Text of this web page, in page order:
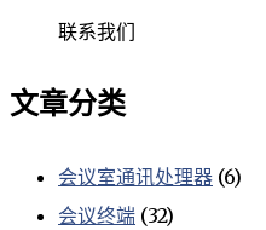
联系我们
文章分类
会议室通讯处理器 (6)
会议终端 (32)